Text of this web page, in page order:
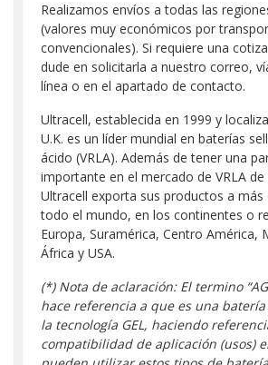
Realizamos envíos a todas las
(valores muy económicos por
convencionales). Si requiere una
dude en solicitarla a nuestro correo,
línea o en el apartado de contacto.
Ultracell, establecida en 1999 y
U.K. es un líder mundial en baterías
ácido (VRLA). Además de tener una
importante en el mercado de VRLA
Ultracell exporta sus productos a más
todo el mundo, en los continentes o
Europa, Suramérica, Centro América,
África y USA.
(*) Nota de aclaración: El termino
hace referencia a que es una
la tecnología GEL, haciendo
compatibilidad de aplicación (usos)